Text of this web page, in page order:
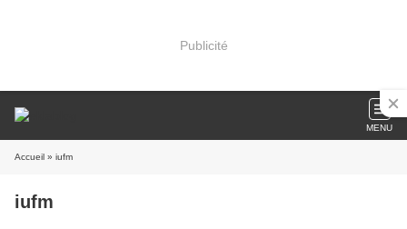
Publicité
MENU
Accueil » iufm
iufm